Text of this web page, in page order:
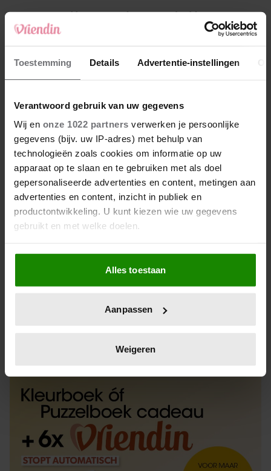
Toestemming Details Advertentie-instellingen
Verantwoord gebruik van uw gegevens
Wij en onze 1022 partners verwerken je persoonlijke
gegevens (bijv. uw IP-adres) met behulp van
technologieën zoals cookies om informatie op uw
apparaat op te slaan en te gebruiken met als doel
gepersonaliseerde advertenties en content, metingen aan
advertenties en content, inzicht in publiek en
productontwikkeling. U kunt kiezen wie uw gegevens
gebruikt en met welke doelen.
Als u het toestaat, willen we ook graag:
Informatie verzamelen over uw geografische
locatie, die tot een paar meter nauwkeurig kan zijn
scannen op specifieke eigenschappen (fingerprinting)
verwerkt en stel uw voorkeuren in het
intrekken in de Cookieverklaring.
We gebruiken cookies om content en advertenties te
personaliseren, om functies voor social media te bieden
en om ons websiteverkeer te analyseren. Ook delen we
informatie over uw gebruik van onze site met onze
partners voor social media, adverteren en analyse. Deze
Alles toestaan
Aanpassen
Weigeren
4 Weekhoroscoop: deze sterrenbeelden
kunnen zich op iets leuks verheugen
5 Makelaar Mandy: ‘Een bericht van de BN’er.
Een foto. Mijn lijf reageert’
Nieuw